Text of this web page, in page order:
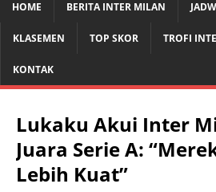
HOME BERITA INTER MILAN
KLASEMEN TOP SKOR TROFI
KONTAK
Lukaku Akui Inter
Juara Serie A:
Lebih Kuat”